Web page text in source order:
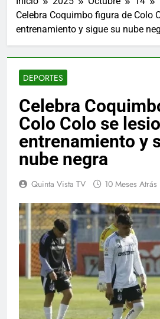
Celebra Coquimbo figura de Colo
entrenamiento y sigue su nube
DEPORTES
Celebra
Colo Colo se
entrenamiento y
nube negra
Quinta Vista TV 10 Meses Atrás